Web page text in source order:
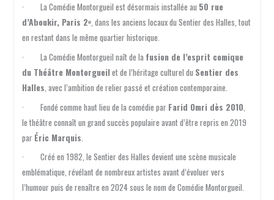
· La Comédie Montorgueil est désormais installée au 50 rue
d’Aboukir, Paris 2ᵉ, dans les anciens locaux du Sentier des Halles, tout
en restant dans le même quartier historique.
· La Comédie Montorgueil naît de la fusion de l’esprit comique
du Théâtre Montorgueilet de l’héritage culturel du Sentier des
Halles , avec l’ambition de relier passé et création contemporaine.
· Fondé comme haut lieu de la comédie par Farid Omri dès 2010
le théâtre connaît un grand succès populaire avant d’être repris en 2019
par Éric Marquis
· Créé en 1982, le Sentier des Halles devient une scène musicale
emblématique, révélant de nombreux artistes avant d’évoluer vers
l’humour puis de renaître en 2024 sous le nom de Comédie Montorgueil.